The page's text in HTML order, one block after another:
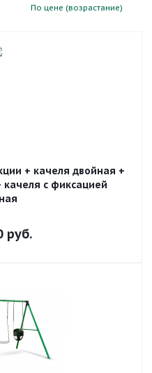
По цене (возрастание)
+ качеля двойная +
качеля с фиксацией
руб.